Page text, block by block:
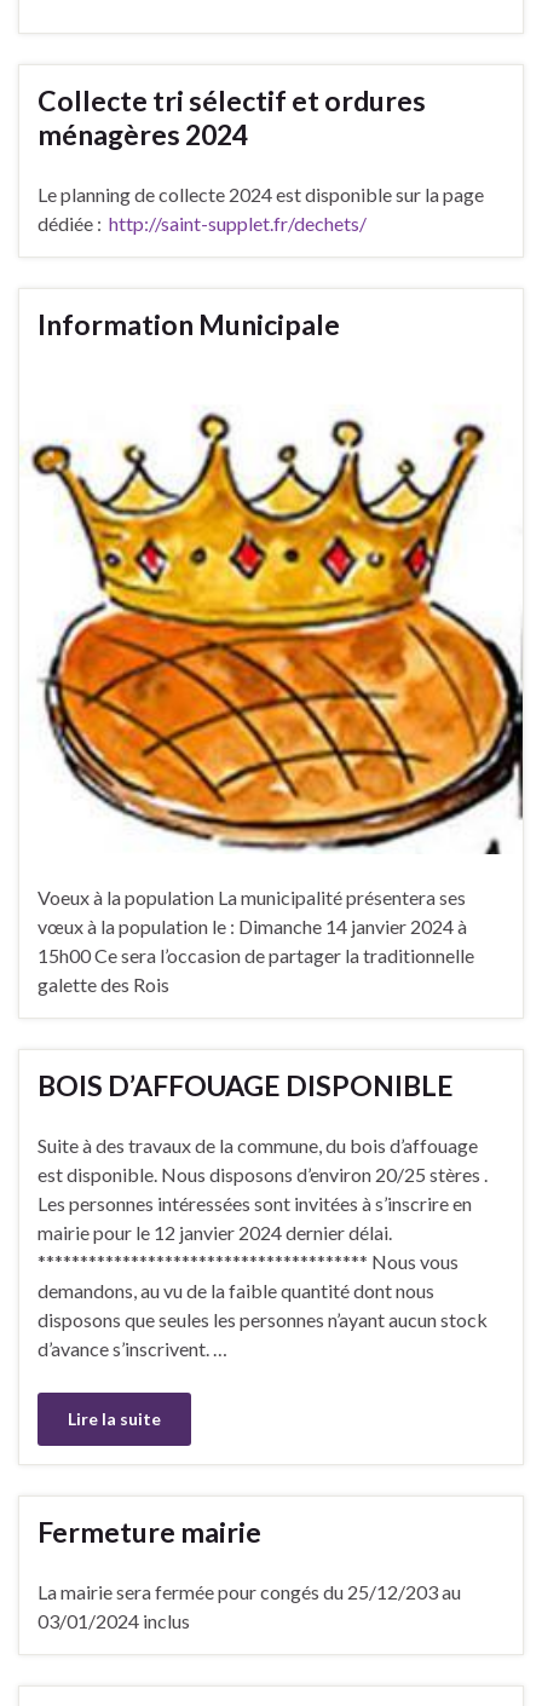
Collecte tri sélectif et ordures
ménagères 2024
Le planning de collecte 2024 est disponible sur la page
dédiée : http://saint-supplet.fr/dechets/
Information Municipale
Voeux à la population La municipalité présentera ses
vœux à la population le : Dimanche 14 janvier 2024 à
15h00 Ce sera l’occasion de partager la traditionnelle
galette des Rois
BOIS D’AFFOUAGE DISPONIBLE
Suite à des travaux de la commune, du bois d’affouage
est disponible. Nous disposons d’environ 20/25 stères .
Les personnes intéressées sont invitées à s’inscrire en
mairie pour le 12 janvier 2024 dernier délai.
*************************************** Nous vous
demandons, au vu de la faible quantité dont nous
disposons que seules les personnes n’ayant aucun stock
d’avance s’inscrivent. …
Lire la suite
Fermeture mairie
La mairie sera fermée pour congés du 25/12/203 au
03/01/2024 inclus